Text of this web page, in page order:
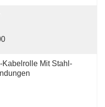
Kabelrolle Mit Stahl-